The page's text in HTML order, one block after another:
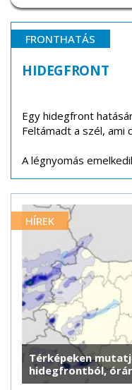
FRONTHATÁS
HIDEGFRONT
Egy hidegfront
Feltámadt a szél, ami
A légnyomás
HÍREK
Térképeken
hidegfrontból,